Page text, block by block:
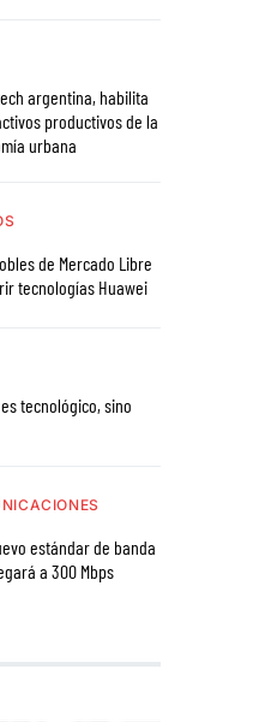
argentina, habilita
productivos de la
urbana
de Mercado Libre
tecnologías Huawei
tecnológico, sino
estándar de banda
a 300 Mbps